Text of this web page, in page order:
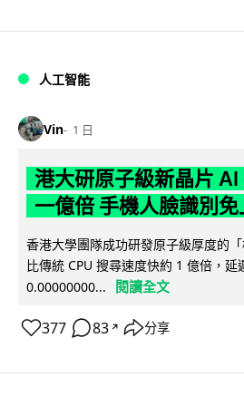
人工智能
Vin 1 日
港大研原子級新晶片
一億倍 手機人臉識別
香港大學團隊成功研發原子級厚度的
比傳統 CPU 搜尋速度快約 1 億倍，延
0.00000000...
閱讀全文
377 83 ↗ 分享